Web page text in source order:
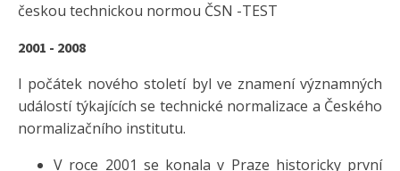
českou technickou normou ČSN -TEST
2001 - 2008
I počátek nového století byl ve znamení významných
událostí týkajících se technické normalizace a Českého
normalizačního institutu.
V roce 2001 se konala v Praze historicky první